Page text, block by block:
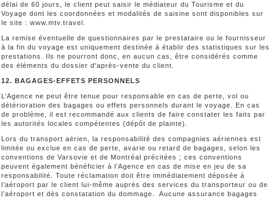
délai de 60 jours, le client peut saisir le médiateur du Tourisme et du
Voyage dont les coordonnées et modalités de saisine sont disponibles sur
le site : www.mtv.travel.
La remise éventuelle de questionnaires par le prestataire ou le fournisseur
à la fin du voyage est uniquement destinée à établir des statistiques sur les
prestations. Ils ne pourront donc, en aucun cas, être considérés comme
des éléments du dossier d'après-vente du client.
12. BAGAGES-EFFETS PERSONNELS
L’Agence ne peut être tenue pour responsable en cas de perte, vol ou
détérioration des bagages ou effets personnels durant le voyage. En cas
de problème, il est recommandé aux clients de faire constater les faits par
les autorités locales compétentes (dépôt de plainte).
Lors du transport aérien, la responsabilité des compagnies aériennes est
limitée ou exclue en cas de perte, avarie ou retard de bagages, selon les
conventions de Varsovie et de Montréal précitées ; ces conventions
peuvent également bénéficier à l’Agence en cas de mise en jeu de sa
responsabilité. Toute réclamation doit être immédiatement déposée à
l’aéroport par le client lui-même auprès des services du transporteur ou de
l’aéroport et dès constatation du dommage. Aucune assurance bagages